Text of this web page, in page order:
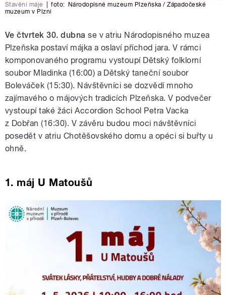
Stavění máje foto: Národopisné muzeum Plzeňska / Západočeské
muzeum v Plzni
Ve čtvrtek 30. dubna se v atriu Národopisného muzea
Plzeňska postaví májka a oslaví příchod jara. V rámci
komponovaného programu vystoupí Dětský folklorní
soubor Mladinka (16:00) a Dětský taneční soubor
Boleváček (15:30). Návštěvníci se dozvědí mnoho
zajímavého o májových tradicích Plzeňska. V podvečer
vystoupí také žáci Accordion School Petra Vacka
z Dobřan (16:30). V závěru budou moci návštěvníci
posedět v atriu Chotěšovského domu a opéci si buřty u
ohně.
1. máj U Matoušů